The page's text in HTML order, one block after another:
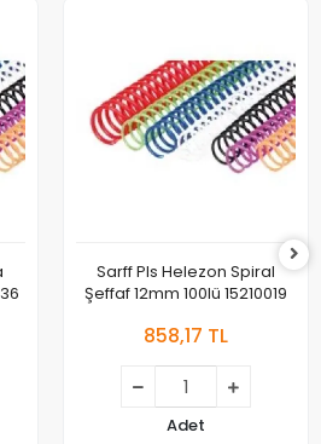
Sarff Pls Helezon Spiral
Şeffaf 12mm 100lü 15210019
858,17 TL
Adet